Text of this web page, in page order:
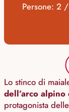
Persone: 2
Lo stinco di
dell’arco
protagonista